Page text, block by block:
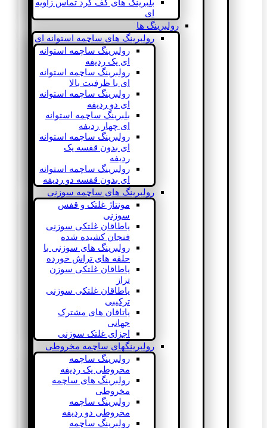
بلبرینگ های کف گرد تماس زاویه
ای
رولبرینگ ها
رولبرینگ های ساچمه استوانه ای
رولبرینگ ساچمه استوانه
ای یک ردیفه
رولبرینگ ساچمه استوانه
ای با ظرفیت بالا
رولبرینگ ساچمه استوانه
ای دو ردیفه
بلبرینگ ساچمه استوانه
ای چهار ردیفه
رولبرینگ ساچمه استوانه
ای بدون قفسه یک
ردیفه
رولبرینگ ساچمه استوانه
ای بدون قفسه دو ردیفه
رولبرینگ های ساچمه سوزنی
مونتاژ غلتک و قفس
سوزنی
یاطاقان غلتکی سوزنی
فنجان کشیده شده
رولبرینگ های سوزنی با
حلقه های تراش خورده
یاطاقان غلتکی سوزن
تراز
یاطاقان غلتکی سوزنی
ترکیبی
یاتاقان های مشترک
جهانی
اجزای غلتک سوزنی
رولبرینگهای ساچمه مخروطی
رولبرینگ ساچمه
مخروطی یک ردیفه
رولبرینگ های ساچمه
مخروطی
رولبرینگ ساچمه
مخروطی دو ردیفه
رولبرینگ ساچمه